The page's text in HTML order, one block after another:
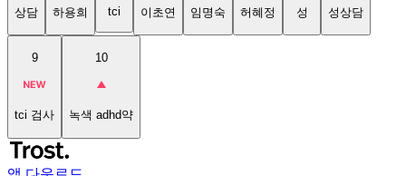
상담 하용희 tci 이초연 임명숙 허혜정 성 성상담
9
tci 검사
10
녹색 adhd약